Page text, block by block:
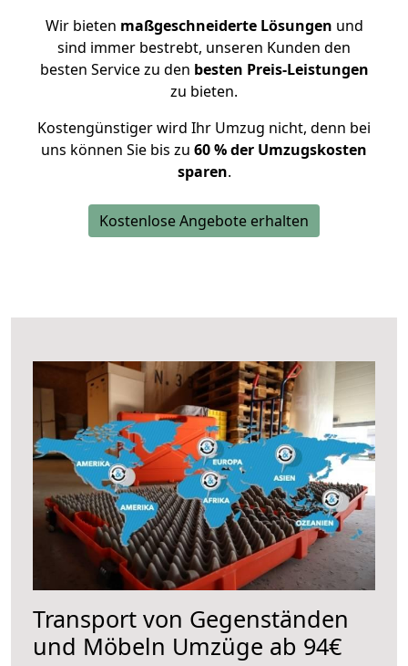
Wir bieten maßgeschneiderte Lösungen und
sind immer bestrebt, unseren Kunden den
besten Service zu den besten Preis-Leistungen
zu bieten.
Kostengünstiger wird Ihr Umzug nicht, denn bei
uns können Sie bis zu 60 % der Umzugskosten
sparen.
Kostenlose Angebote erhalten
Transport von Gegenständen
und Möbeln Umzüge ab 94€